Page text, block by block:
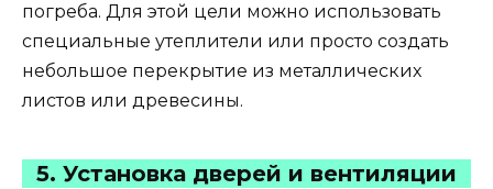
погреба. Для этой цели можно использовать
специальные утеплители или просто создать
небольшое перекрытие из металлических
листов или древесины.
5. Установка дверей и вентиляции